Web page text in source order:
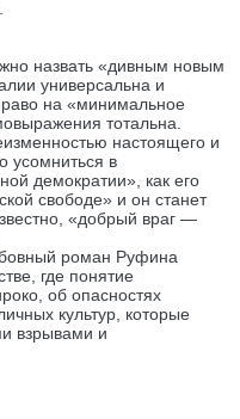
назвать «дивным новым
универсальна и
на «минимальное
тотальна.
настоящего и
усомниться в
демократии», как его
свободе» и он станет
«добрый враг —
роман Руфина
где понятие
об опасностях
культур, которые
взрывами и